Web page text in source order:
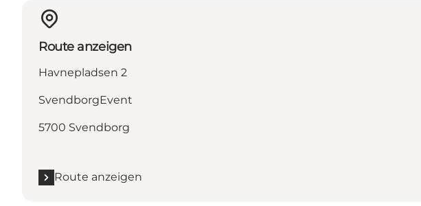
Route anzeigen
Havnepladsen 2
SvendborgEvent
5700 Svendborg
Route anzeigen